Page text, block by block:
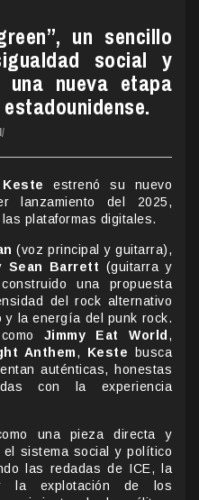
un sencillo
social y
nueva etapa
Keste estrenó su nuevo
lanzamiento del 2025,
plataformas digitales.
(voz principal y guitarra),
Sean Barrett (guitarra y
una propuesta
del rock alternativo
y la energía del punk rock.
Jimmy Eat World ,
Anthem, Keste busca
auténticas, honestas
con la experiencia
una pieza directa y
el sistema social y político
las redadas de ICE, la
la explotación de los